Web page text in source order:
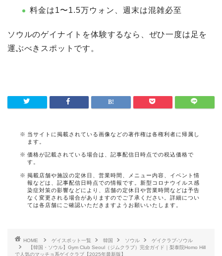
料金は1〜1.5万ウォン、週末は混雑必至
ソウルのゲイナイトを体験するなら、ぜひ一度は足を
運ぶべきスポットです。
当サイトに掲載されている画像などの著作権は各権利者に帰属し
ます。
価格が記載されている場合は、記事配信日時点での税込価格で
す。
掲載店舗や施設の定休日、営業時間、メニュー内容、イベント情
報などは、記事配信日時点での情報です。新型コロナウイルス感
染症対策の影響などにより、店舗の定休日や営業時間などは予告
なく変更される場合がありますのでご了承ください。詳細につい
ては各店舗にご確認いただきますようお願いいたします。
HOME ゲイスポット一覧 韓国 ソウル
ゲイクラブ-ソウル
【韓国・ソウル】Gym Club Seoul（ジムクラブ）完全ガイド｜梨泰院Homo Hill
で人気のマッチョ系ゲイクラブ【2025年最新版】